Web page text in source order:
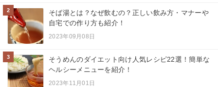
2
そば湯とは？なぜ飲むの？正しい飲み方・マナーや
自宅での作り方も紹介！
2023年09月08日
3
そうめんのダイエット向け人気レシピ22選！簡単な
ヘルシーメニューを紹介！
2023年11月01日